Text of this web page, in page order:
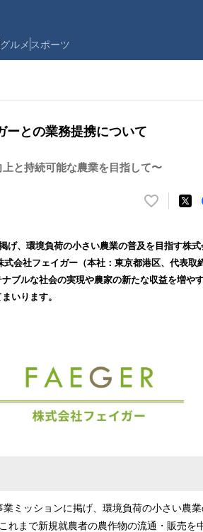
グルメ スポーツ
ーとの業務提携について
と持続可能な農業を目指して〜
い
！
数
を
で
す
げ、環境負荷の小さい農業の普及を目指す株式
会社フェイガー（本社：東京都港区、代表取
ブルな社会の実現や農家の新たな収益を増や
いります。
ミッションに掲げ、環境負荷の小さい農
れまで新規就農者の農作物の流通・販売を